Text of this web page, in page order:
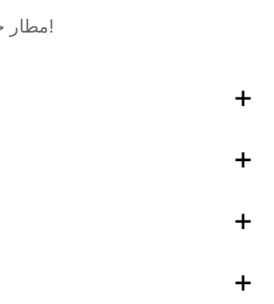
مطار حول العالم!